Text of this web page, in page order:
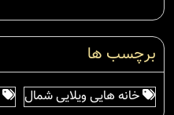
برچسب ها
خانه هایی ویلایی شمال